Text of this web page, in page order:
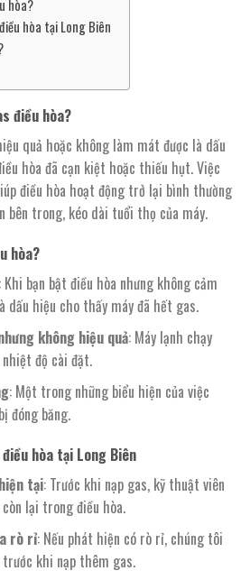
hòa?
hòa tại Long Biên
điều hòa?
quả hoặc không làm mát được là dấu
hòa đã cạn kiệt hoặc thiếu hụt. Việc
điều hòa hoạt động trở lại bình thường
bên trong, kéo dài tuổi thọ của máy.
hòa?
: Khi bạn bật điều hòa nhưng không cảm
dấu hiệu cho thấy máy đã hết gas.
không hiệu quả: Máy lạnh chạy
độ cài đặt.
: Một trong những biểu hiện của việc
đóng băng.
hòa tại Long Biên
tại: Trước khi nạp gas, kỹ thuật viên
lại trong điều hòa.
rò rỉ: Nếu phát hiện có rò rỉ, chúng tôi
khi nạp thêm gas.